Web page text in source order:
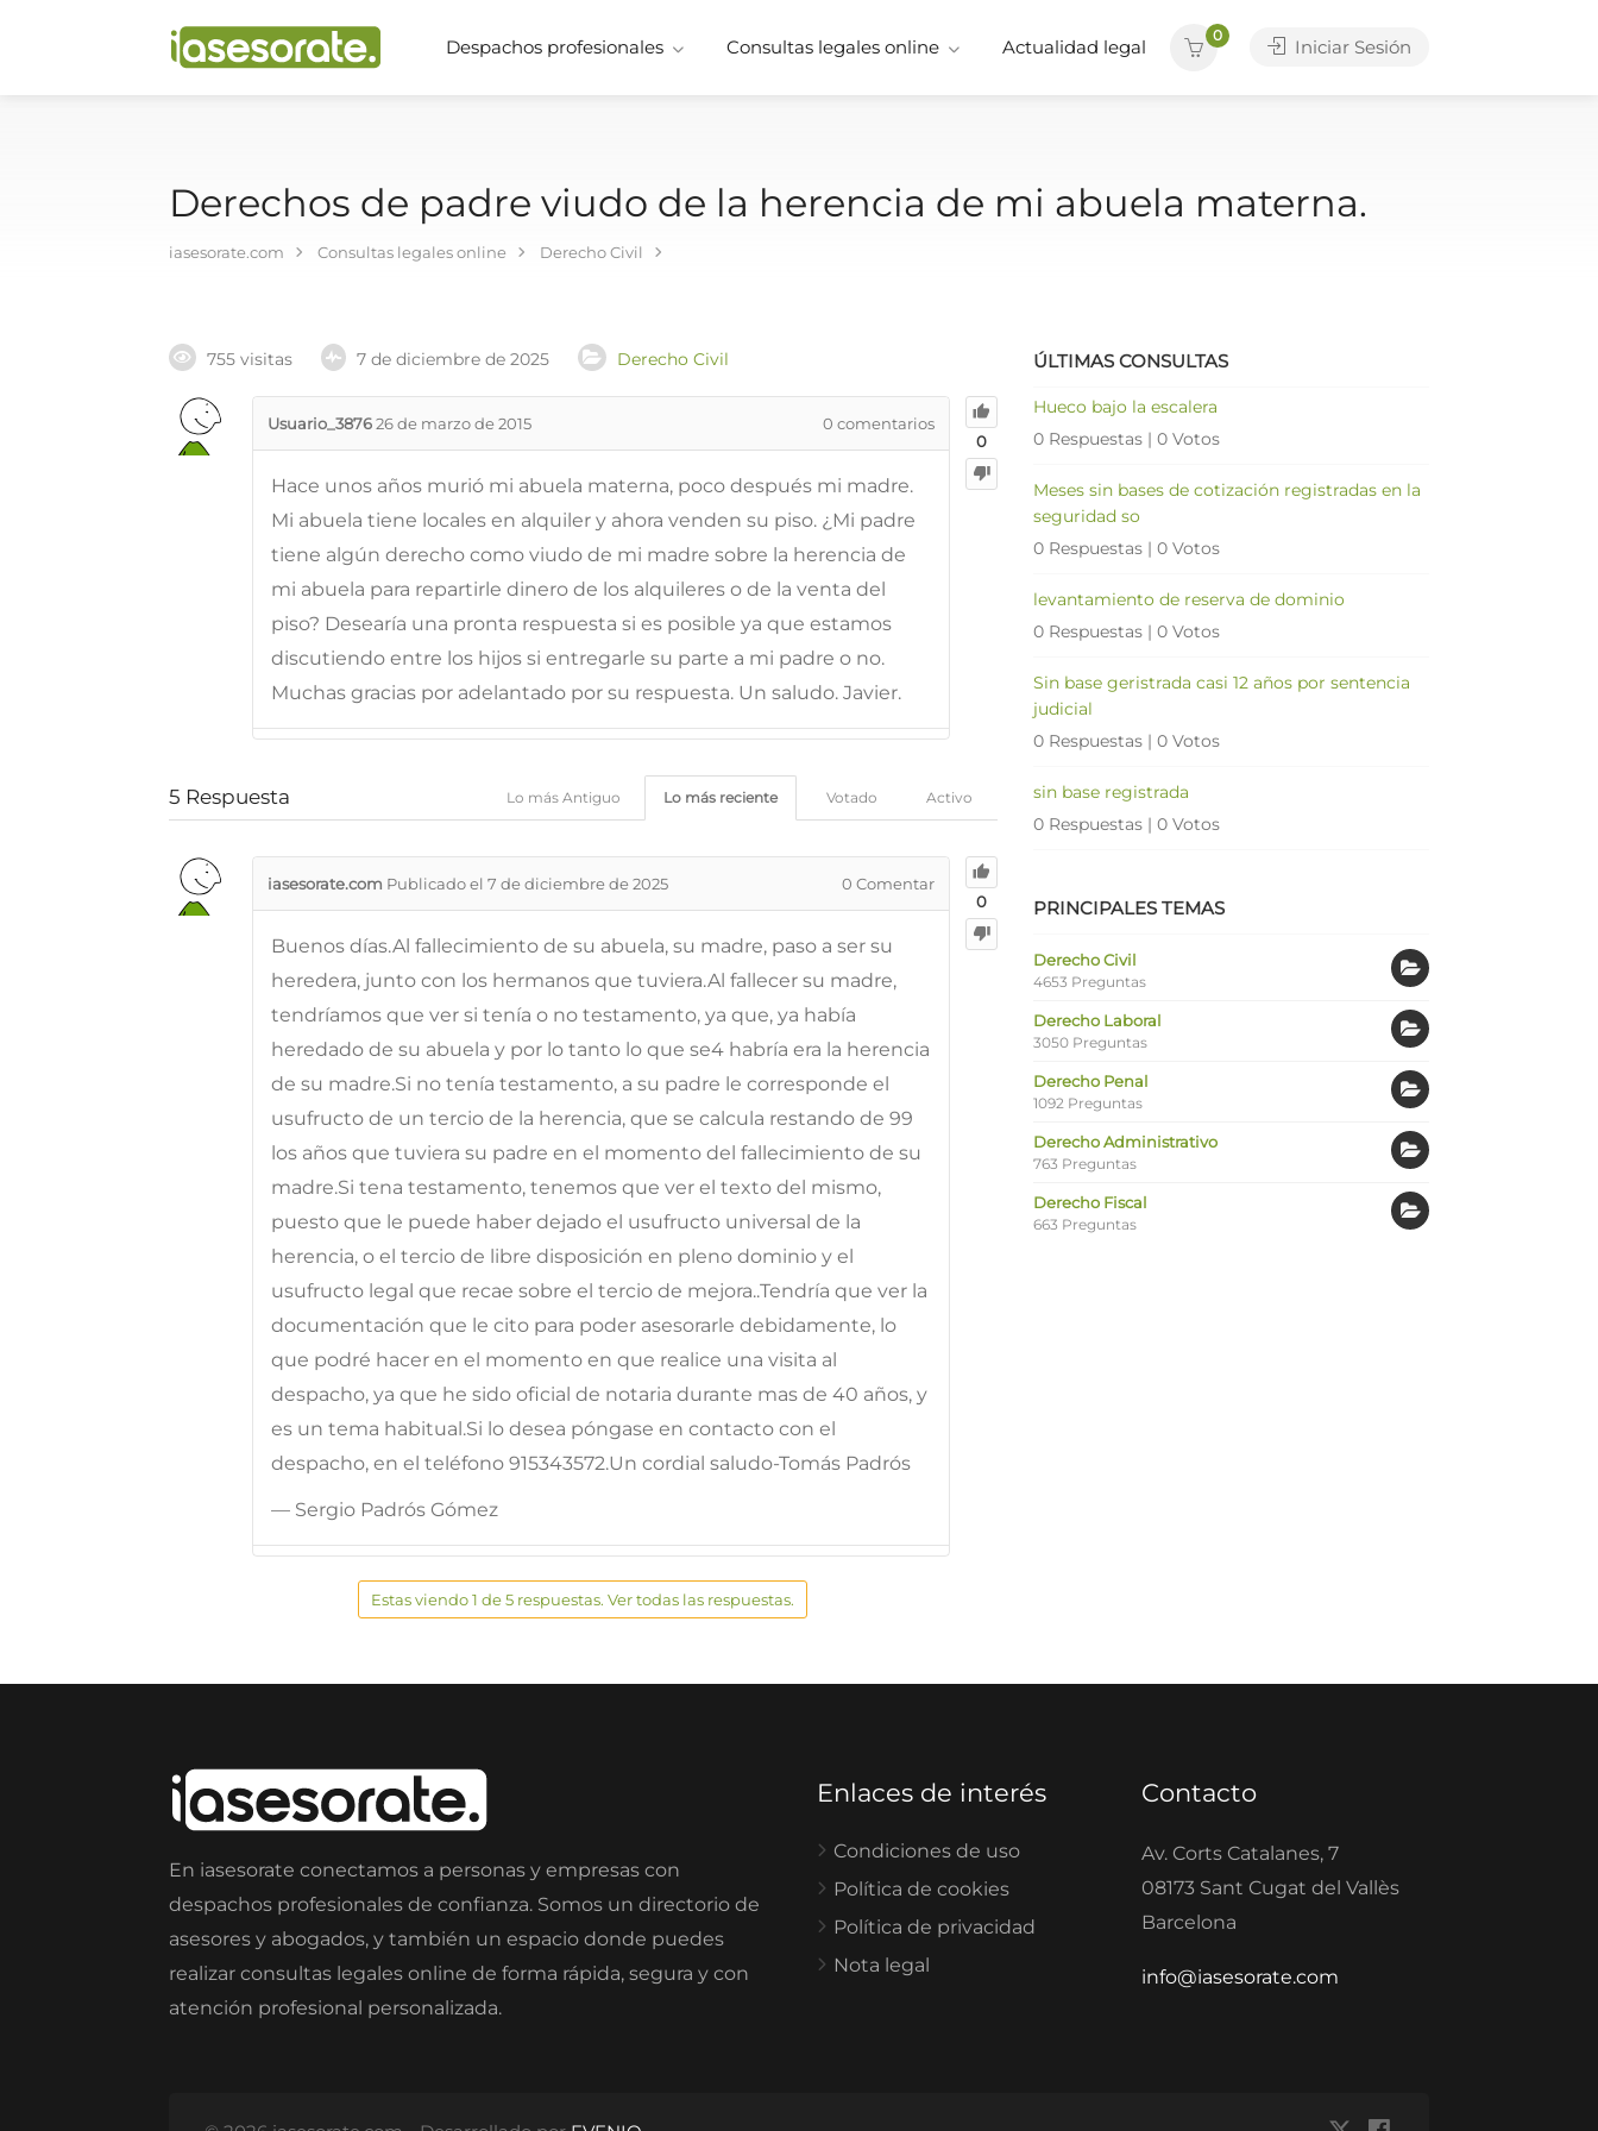
Despachos profesionales Consultas legales online Actualidad legal
0
Iniciar Sesión
Derechos de padre viudo de la herencia de mi abuela materna.
iasesorate.com Consultas legales online Derecho Civil
755 visitas 7 de diciembre de 2025 Derecho Civil
0
Usuario_387626 de marzo de 2015 0 comentarios
Hace unos años murió mi abuela materna, poco después mi madre.
Mi abuela tiene locales en alquiler y ahora venden su piso. ¿Mi padre
tiene algún derecho como viudo de mi madre sobre la herencia de
mi abuela para repartirle dinero de los alquileres o de la venta del
piso? Desearía una pronta respuesta si es posible ya que estamos
discutiendo entre los hijos si entregarle su parte a mi padre o no.
Muchas gracias por adelantado por su respuesta. Un saludo. Javier.
5 Respuesta Activo
Votado
Lo más reciente
Lo más Antiguo
0
iasesorate.com Publicado el 7 de diciembre de 2025 0 Comentar
Buenos días.Al fallecimiento de su abuela, su madre, paso a ser su
heredera, junto con los hermanos que tuviera.Al fallecer su madre,
tendríamos que ver si tenía o no testamento, ya que, ya había
heredado de su abuela y por lo tanto lo que se4 habría era la herencia
de su madre.Si no tenía testamento, a su padre le corresponde el
usufructo de un tercio de la herencia, que se calcula restando de 99
los años que tuviera su padre en el momento del fallecimiento de su
madre.Si tena testamento, tenemos que ver el texto del mismo,
puesto que le puede haber dejado el usufructo universal de la
herencia, o el tercio de libre disposición en pleno dominio y el
usufructo legal que recae sobre el tercio de mejora..Tendría que ver la
documentación que le cito para poder asesorarle debidamente, lo
que podré hacer en el momento en que realice una visita al
despacho, ya que he sido oficial de notaria durante mas de 40 años, y
es un tema habitual.Si lo desea póngase en contacto con el
despacho, en el teléfono 915343572.Un cordial saludo-Tomás Padrós
— Sergio Padrós Gómez
Estas viendo 1 de 5 respuestas. Ver todas las respuestas.
ÚLTIMAS CONSULTAS
Hueco bajo la escalera
0 Respuestas | 0 Votos
Meses sin bases de cotización registradas en la
seguridad so
0 Respuestas | 0 Votos
levantamiento de reserva de dominio
0 Respuestas | 0 Votos
Sin base geristrada casi 12 años por sentencia
judicial
0 Respuestas | 0 Votos
sin base registrada
0 Respuestas | 0 Votos
PRINCIPALES TEMAS
Derecho Civil
4653 Preguntas
Derecho Laboral
3050 Preguntas
Derecho Penal
1092 Preguntas
Derecho Administrativo
763 Preguntas
Derecho Fiscal
663 Preguntas
En iasesorate conectamos a personas y empresas con
despachos profesionales de confianza. Somos un directorio de
asesores y abogados, y también un espacio donde puedes
realizar consultas legales online de forma rápida, segura y con
atención profesional personalizada.
Enlaces de interés
Condiciones de uso
Política de cookies
Política de privacidad
Nota legal
Contacto
Av. Corts Catalanes, 7
08173 Sant Cugat del Vallès
Barcelona
info@iasesorate.com